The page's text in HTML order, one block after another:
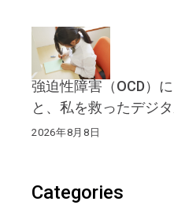
強迫性障害（OCD）
と、私を救ったデジ
2026年8月8日
Categories